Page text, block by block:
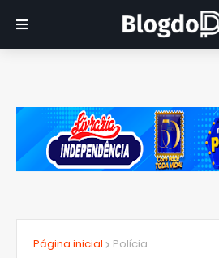
Página inicial Polícia